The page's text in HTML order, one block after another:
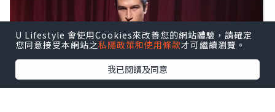
U Lifestyle 會使用Cookies來改善您的網站體驗，請確定
您同意接受本網站之私隱政策和使用條款才可繼續瀏覽。
我已閱讀及同意